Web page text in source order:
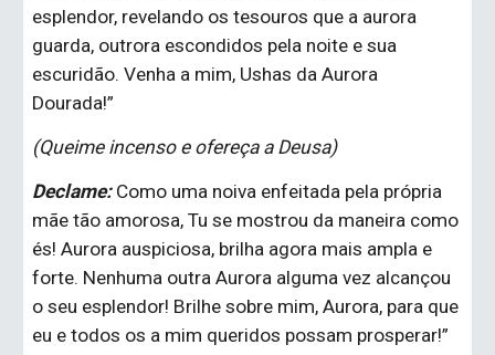
esplendor, revelando os tesouros que a aurora
guarda, outrora escondidos pela noite e sua
escuridão. Venha a mim, Ushas da Aurora
Dourada!”
(Queime incenso e ofereça a Deusa)
Declame: Como uma noiva enfeitada pela própria
mãe tão amorosa, Tu se mostrou da maneira como
és! Aurora auspiciosa, brilha agora mais ampla e
forte. Nenhuma outra Aurora alguma vez alcançou
o seu esplendor! Brilhe sobre mim, Aurora, para que
eu e todos os a mim queridos possam prosperar!”